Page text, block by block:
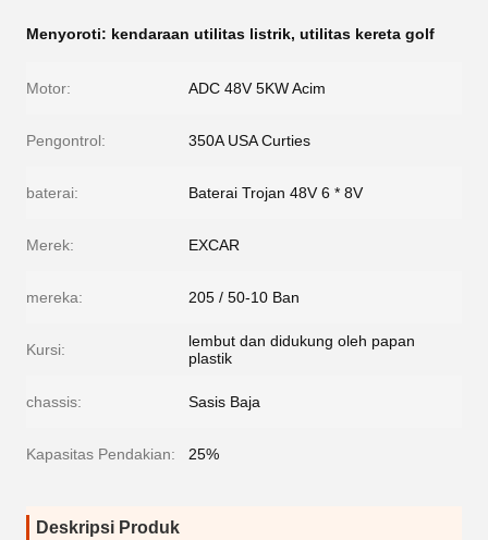
Menyoroti: kendaraan utilitas listrik, utilitas kereta golf
Motor: ADC 48V 5KW Acim
Pengontrol: 350A USA Curties
baterai: Baterai Trojan 48V 6 * 8V
Merek: EXCAR
mereka: 205 / 50-10 Ban
Kursi:
lembut dan didukung oleh papan
plastik
chassis: Sasis Baja
Kapasitas Pendakian: 25%
Deskripsi Produk